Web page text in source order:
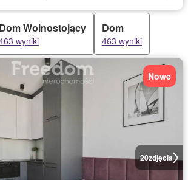
Dom Wolnostojący
wyniki
Dom
463 wyniki
20zdjęcia
Nowe